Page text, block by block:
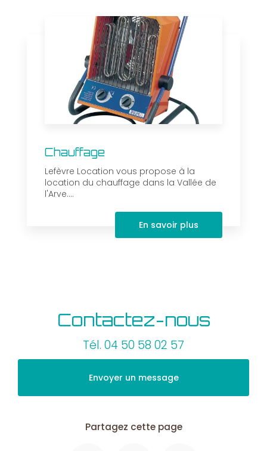
Chauffage
Lefèvre Location vous propose à la
location du chauffage dans la Vallée de
l'Arve....
En savoir plus
Contactez-nous
Tél. 04 50 58 02 57
Envoyer un message
Partagez cette page